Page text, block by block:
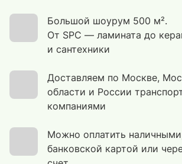
Большой шоурум 500 м².
От SPC — ламината до
и сантехники
Доставляем по Москве,
области и России
компаниями
Можно оплатить
банковской картой или